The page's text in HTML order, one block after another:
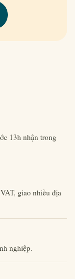
13h nhận trong
giao nhiều địa
nghiệp.